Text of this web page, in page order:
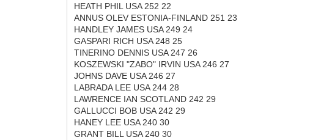
HEATH PHIL USA 252 22
ANNUS OLEV ESTONIA-FINLAND 251 23
HANDLEY JAMES USA 249 24
GASPARI RICH USA 248 25
TINERINO DENNIS USA 247 26
KOSZEWSKI "ZABO" IRVIN USA 246 27
JOHNS DAVE USA 246 27
LABRADA LEE USA 244 28
LAWRENCE IAN SCOTLAND 242 29
GALLUCCI BOB USA 242 29
HANEY LEE USA 240 30
GRANT BILL USA 240 30